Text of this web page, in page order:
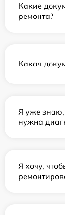
Какие
ремонта?
Какая
Я уже знаю,
нужна
Я хочу,